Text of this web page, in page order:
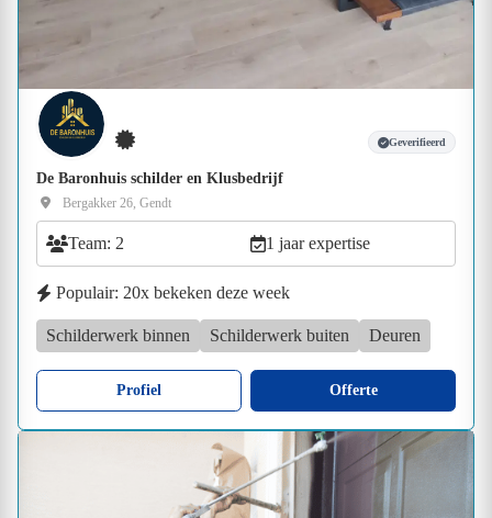
Geverifieerd
De Baronhuis schilder en Klusbedrijf
Bergakker 26, Gendt
Team: 2 1 jaar expertise
Populair: 20x bekeken deze week
Schilderwerk binnen Schilderwerk buiten Deuren
Profiel Offerte